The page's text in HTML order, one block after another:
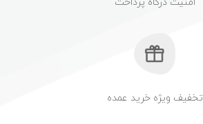
تخفیف ویژه خرید عمده